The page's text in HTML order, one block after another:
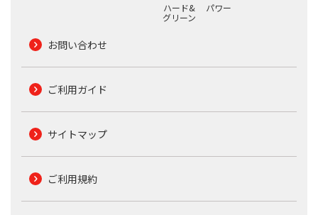
ハード&
グリーン
パワー
お問い合わせ
ご利用ガイド
サイトマップ
ご利用規約